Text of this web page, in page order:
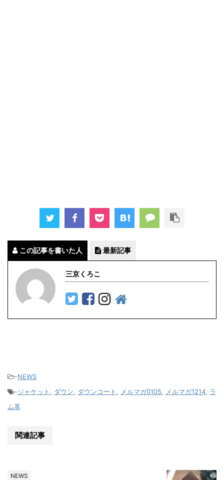
この記事を書いた人 最新記事
三京くろこ
-NEWS
-ジャケット , ダウン, ダウンコート , メルマガ0105, メルマガ1214, ラ
ム革
関連記事
NEWS